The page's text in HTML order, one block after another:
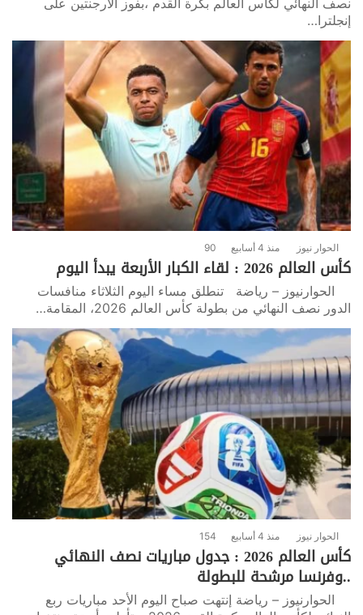
إنجلترا…
الحوار نيوز منذ 4 أسابيع 90
كأس العالم 2026 : لقاء الكبار الأربعة يبدأ اليوم
الحوارنيوز – رياضة تنطلق مساء اليوم الثلاثاء منافسات
الدور نصف النهائي من بطولة كأس العالم 2026، المقامة…
الحوار نيوز منذ 4 أسابيع 154
كأس العالم 2026 : جدول مباريات نصف النهائي
..وفرنسا مرشحة للبطولة
الحوارنيوز – رياضة إنتهت صباح اليوم الأحد مباريات ربع